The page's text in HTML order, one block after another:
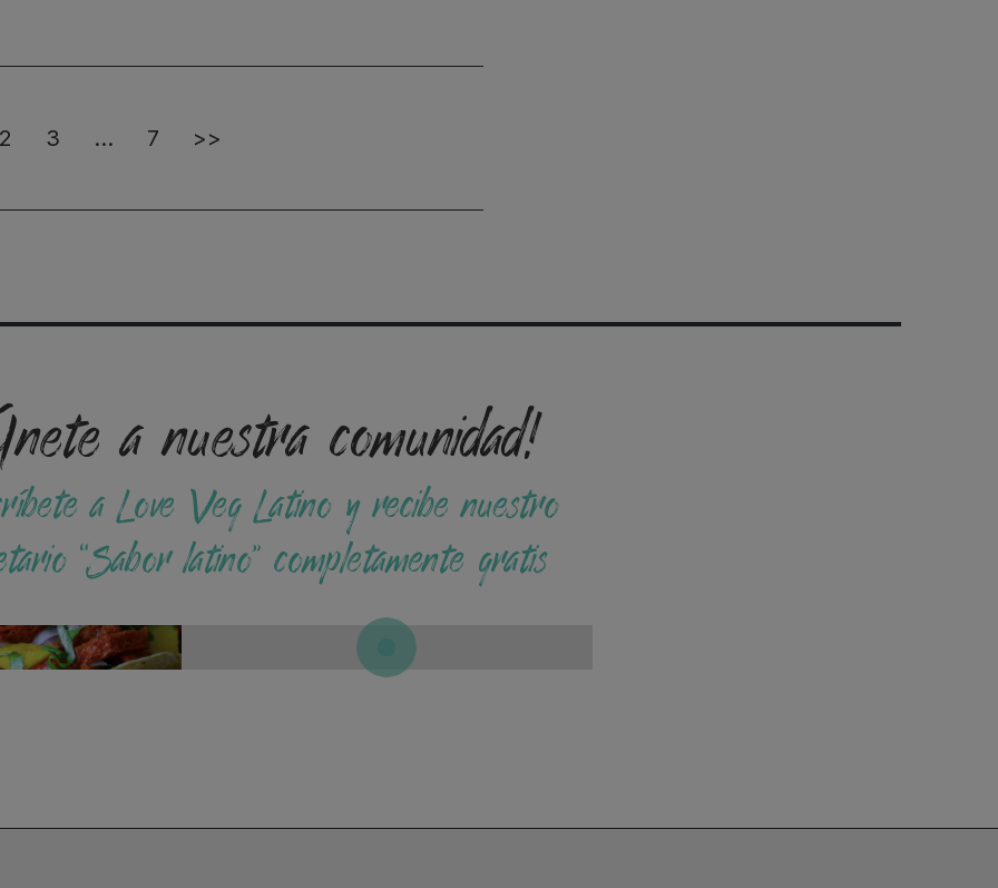
2 3 … 7 >>
a nuestra comunidad!
a Love Veg Latino y recibe nuestro
“Sabor latino” completamente gratis